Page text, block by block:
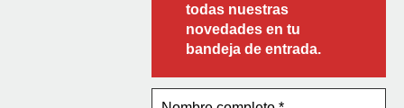
todas nuestras
novedades en tu
bandeja de entrada.